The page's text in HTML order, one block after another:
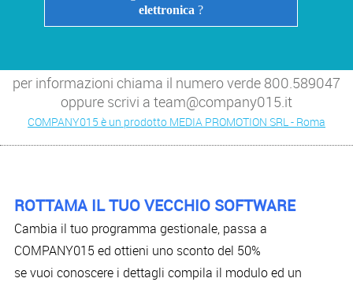
elettronica ?
per informazioni chiama il numero verde 800.589047
oppure scrivi a team@company015.it
COMPANY015 è un prodotto MEDIA PROMOTION SRL - Roma
ROTTAMA IL TUO VECCHIO SOFTWARE
Cambia il tuo programma gestionale, passa a
COMPANY015 ed ottieni uno sconto del 50%
se vuoi conoscere i dettagli compila il modulo ed un